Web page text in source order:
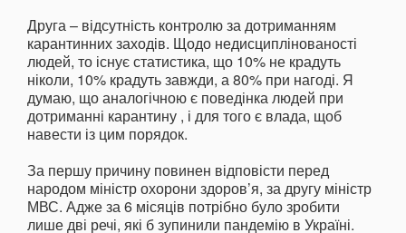
Друга – відсутність контролю за дотриманням
карантинних заходів. Щодо недисциплінованості
людей, то існує статистика, що 10% не крадуть
ніколи, 10% крадуть завжди, а 80% при нагоді. Я
думаю, що аналогічною є поведінка людей при
дотриманні карантину , і для того є влада, щоб
навести із цим порядок.
За першу причину повинен відповісти перед
народом міністр охорони здоров’я, за другу міністр
МВС. Адже за 6 місяців потрібно було зробити
лише дві речі, які б зупинили пандемію в Україні.